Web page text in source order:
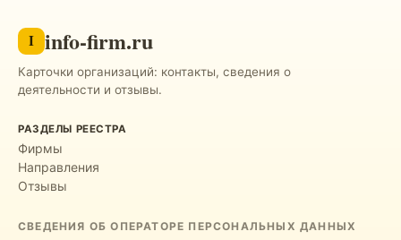
I info-firm.ru
Карточки организаций: контакты, сведения о
деятельности и отзывы.
РАЗДЕЛЫ РЕЕСТРА
Фирмы
Направления
Отзывы
СВЕДЕНИЯ ОБ ОПЕРАТОРЕ ПЕРСОНАЛЬНЫХ ДАННЫХ